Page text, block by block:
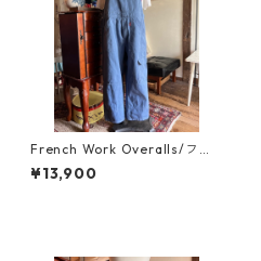
French Work Overalls/フレ
ンチワーク・インクブルーの
オーバーオール
¥13,900